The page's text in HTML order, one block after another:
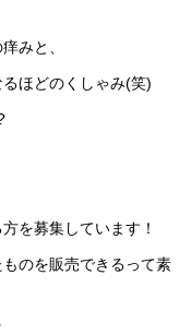
みと、
ほどのくしゃみ(笑)
を募集しています！
のを販売できるって素